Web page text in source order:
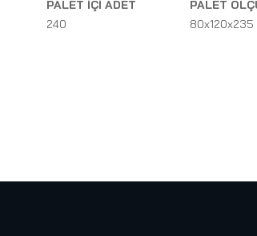
PALET İÇİ ADET
PALET
240
80x120x235